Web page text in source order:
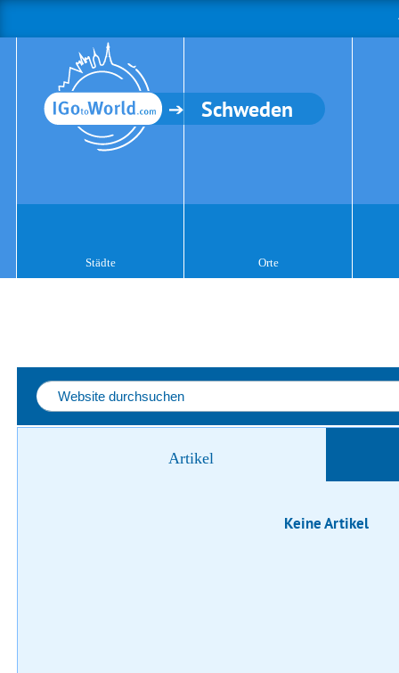
Schweden
Städte Orte
Artikel
Keine Artikel